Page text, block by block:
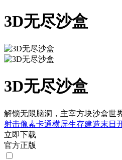
3D无尽沙盒
3D无尽沙盒
解锁无限脑洞，主宰方块沙盒世
射击像素卡通横屏生存建造末日
立即下载
官方正版